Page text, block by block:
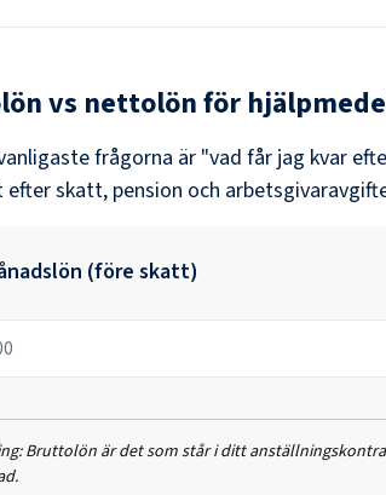
vs nettolön för
frågorna är "vad får jag kvar
skatt, pension och
(före skatt)
Bruttolön är det som står i ditt